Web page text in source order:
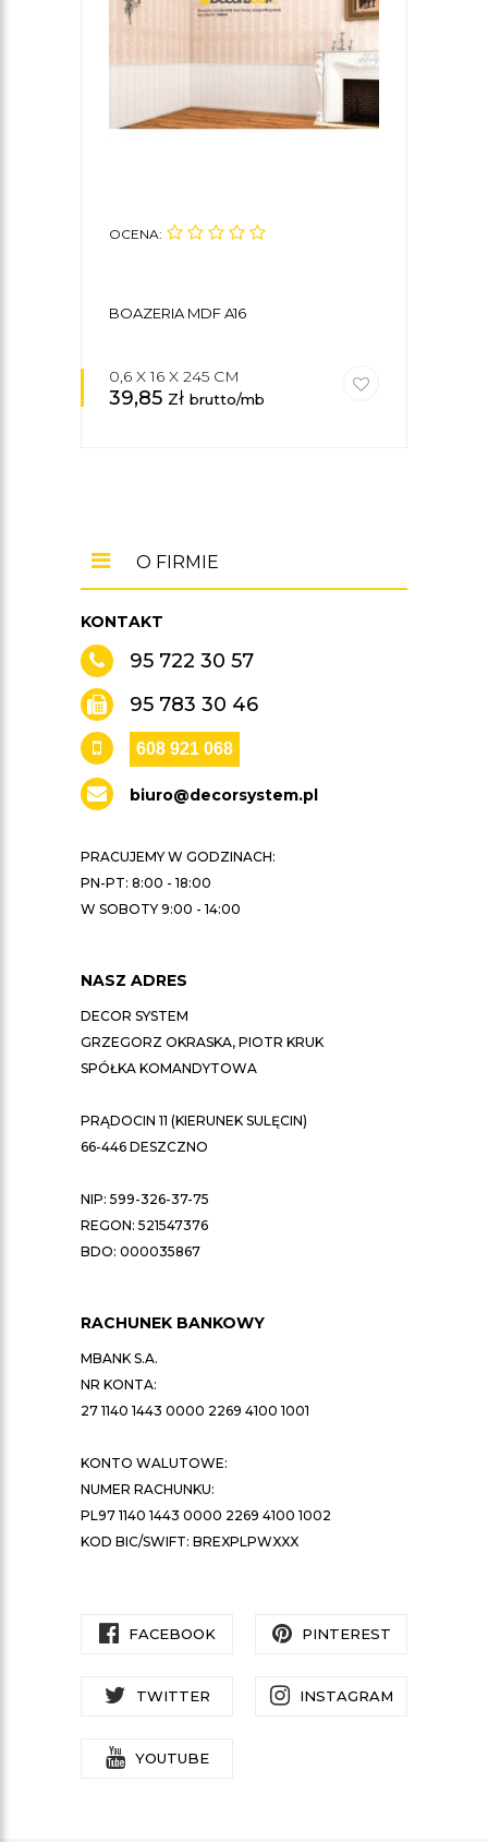
OCENA:
BOAZERIA MDF A16
0,6 X 16 X 245 CM
39,85 zł brutto/mb
KONTAKT
95 722 30 57
95 783 30 46
608 921 068
biuro@decorsystem.pl
PRACUJEMY W GODZINACH:
PN-PT: 8:00 - 18:00
W SOBOTY 9:00 - 14:00
NASZ ADRES
DECOR SYSTEM
GRZEGORZ OKRASKA, PIOTR KRUK
SPÓŁKA KOMANDYTOWA
PRĄDOCIN 11 (KIERUNEK SULĘCIN)
66-446 DESZCZNO
NIP: 599-326-37-75
REGON: 521547376
BDO: 000035867
O FIRMIE
RACHUNEK BANKOWY
MBANK S.A.
NR KONTA:
27 1140 1443 0000 2269 4100 1001
KONTO WALUTOWE:
NUMER RACHUNKU:
PL97 1140 1443 0000 2269 4100 1002
KOD BIC/SWIFT: BREXPLPWXXX
FACEBOOK PINTEREST
TWITTER INSTAGRAM
YOUTUBE